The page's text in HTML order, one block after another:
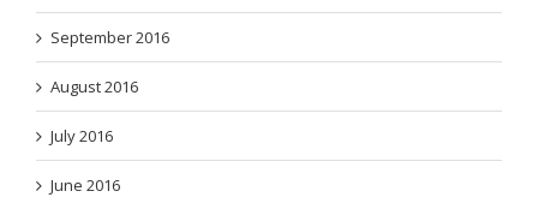
September 2016
August 2016
July 2016
June 2016